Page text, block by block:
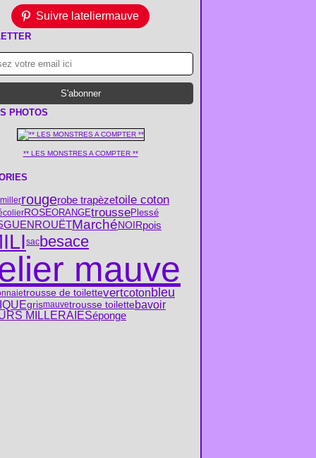
Suivre lateliermauve
PHOTOS
** LES MONSTRES A COMPTER **
rougerobe trapèzetoile coton
ROSEORANGEtroussePlessé
GUENROUËTMarchéNOIRpois
sacbesace
mauve
trousse de toilettevertcotonbleu
grismauvetrousse toilettebavoir
MILLERAIESéponge